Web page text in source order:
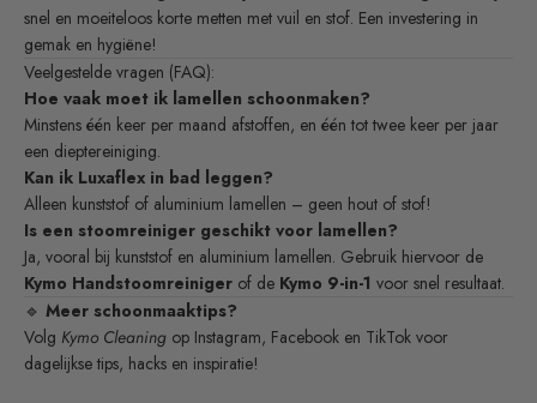
snel en moeiteloos korte metten met vuil en stof. Een investering in
gemak en hygiëne!
Veelgestelde vragen (FAQ):
Hoe vaak moet ik lamellen schoonmaken?
Minstens één keer per maand afstoffen, en één tot twee keer per jaar
een dieptereiniging.
Kan ik Luxaflex in bad leggen?
Alleen kunststof of aluminium lamellen – geen hout of stof!
Is een stoomreiniger geschikt voor lamellen?
Ja, vooral bij kunststof en aluminium lamellen. Gebruik hiervoor de
Kymo Handstoomreiniger of de Kymo 9-in-1 voor snel resultaat.
🔹 Meer schoonmaaktips?
Volg Kymo Cleaning op Instagram, Facebook en TikTok voor
dagelijkse tips, hacks en inspiratie!